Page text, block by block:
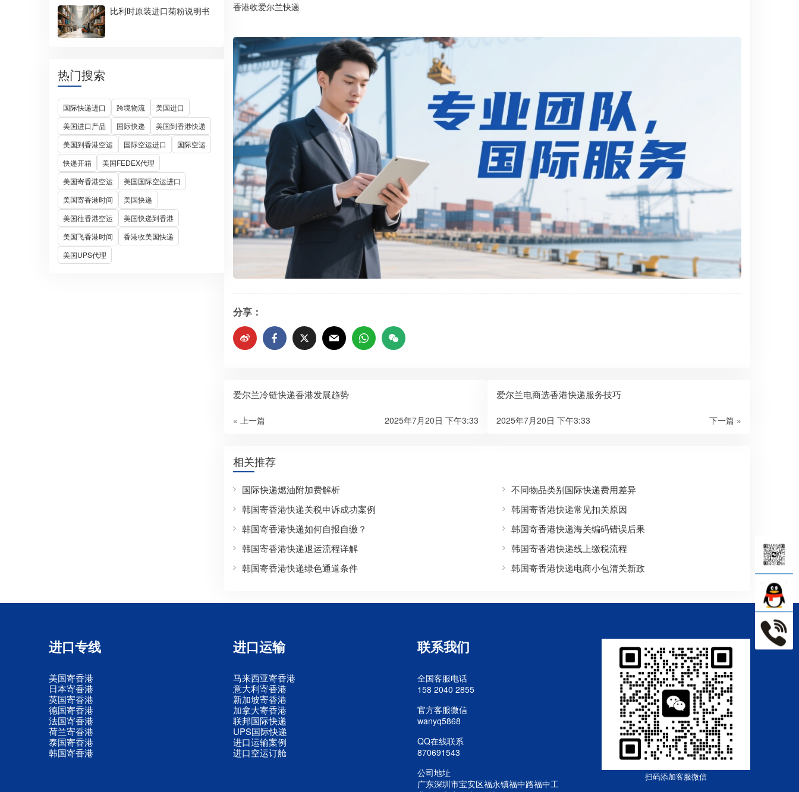
比利时原装进口菊粉说明书
热门搜索
国际快递进口 跨境物流
美国进口
美国进口产品
国际快递
美国到香港快递
美国到香港空运
国际空运进口
国际空运
快递开箱
美国FEDEX代理
美国寄香港空运
美国国际空运进口
美国寄香港时间
美国快递
美国往香港空运
美国快递到香港
美国飞香港时间
香港收美国快递
美国UPS代理
香港收爱尔兰快递 ​
分享：
爱尔兰冷链快递香港发展趋势
« 上一篇 2025年7月20日 下午3:33
爱尔兰电商选香港快递服务技巧
下一篇 »
2025年7月20日 下午3:33
相关推荐
国际快递燃油附加费解析
不同物品类别国际快递费用差异
韩国寄香港快递关税申诉成功案例
韩国寄香港快递常见扣关原因
韩国寄香港快递如何自报自缴？
韩国寄香港快递海关编码错误后果
韩国寄香港快递退运流程详解
韩国寄香港快递线上缴税流程
韩国寄香港快递绿色通道条件
韩国寄香港快递电商小包清关新政
进口专线
美国寄香港
日本寄香港
英国寄香港
德国寄香港
法国寄香港
荷兰寄香港
泰国寄香港
韩国寄香港
进口运输
马来西亚寄香港
意大利寄香港
新加坡寄香港
加拿大寄香港
联邦国际快递
UPS国际快递
进口运输案例
进口空运订舱
联系我们
全国客服电话
158 2040 2855
官方客服微信
wanyq5868
QQ在线联系
870691543
公司地址
广东深圳市宝安区福永镇福中路福中工
扫码添加客服微信